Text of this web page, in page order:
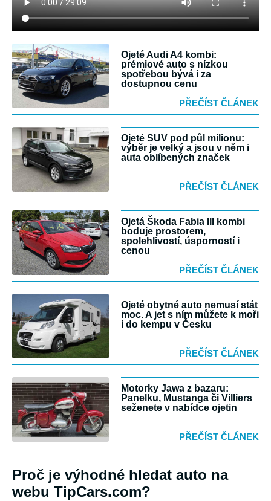
Ojeté Audi A4 kombi:
prémiové auto s nízkou
spotřebou bývá i za
dostupnou cenu
PŘEČÍST ČLÁNEK
Ojeté SUV pod půl milionu:
výběr je velký a jsou v něm i
auta oblíbených značek
PŘEČÍST ČLÁNEK
Ojetá Škoda Fabia III kombi
boduje prostorem,
spolehlivostí, úsporností i
cenou
PŘEČÍST ČLÁNEK
Ojeté obytné auto nemusí stát
moc. A jet s ním můžete k moři
i do kempu v Česku
PŘEČÍST ČLÁNEK
Motorky Jawa z bazaru:
Panelku, Mustanga či Villiers
seženete v nabídce ojetin
PŘEČÍST ČLÁNEK
Proč je výhodné hledat auto na
webu TipCars.com?